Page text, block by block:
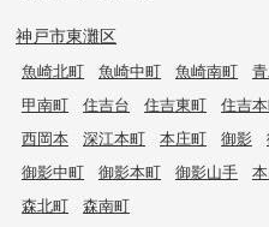
神戸市東灘区
魚崎北町 魚崎中町 魚崎南町
甲南町
住吉台 住吉東町 住吉
西岡本
深江本町 本庄町 御影
御影中町
御影本町 御影山手
森北町
森南町